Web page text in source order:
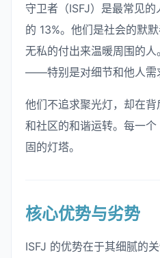
守卫者（ISFJ）是最常见
的 13%。他们是社会的默
无私的付出来温暖周围的
——特别是对细节和他人需
他们不追求聚光灯，却在
和社区的和谐运转。每一
固的灯塔。
核心优势与劣势
ISFJ 的优势在于其细腻的